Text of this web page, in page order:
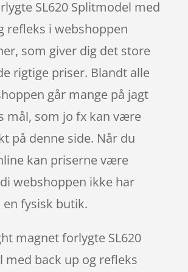
SL620 Splitmodel med
refleks i webshoppen
som giver dig det store
rigtige priser. Blandt alle
går mange på jagt
mål, som jo fx kan være
på denne side. Når du
kan priserne være
webshoppen ikke har
fysisk butik.
magnet forlygte SL620
med back up og refleks